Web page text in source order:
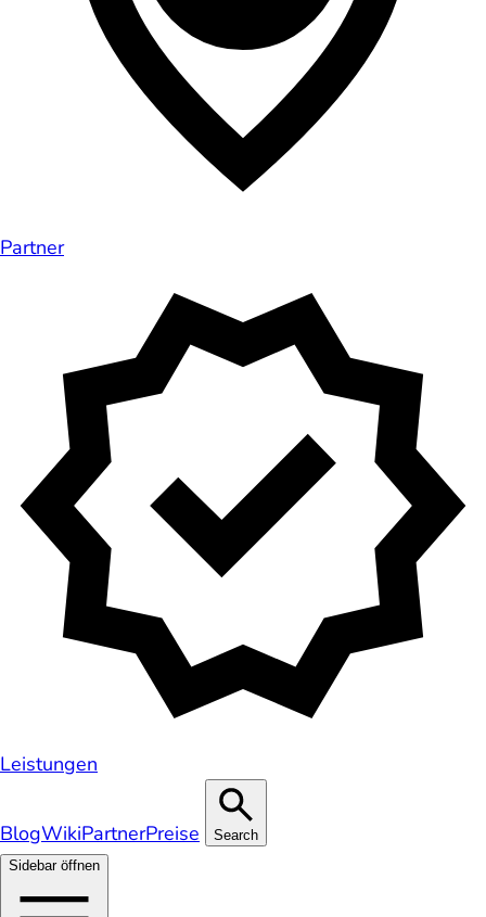
Partner
Leistungen
BlogWikiPartnerPreise
Search
Sidebar öffnen